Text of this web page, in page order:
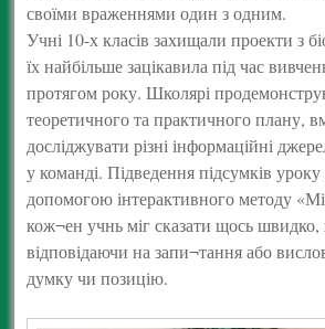
своїми враженнями один з одним.
Учні 10-х класів захищали проекти з
їх найбільше зацікавила під час
протягом року. Школярі
теоретичного та практичного плану,
досліджувати різні інформаційні
у команді. Підведення підсумків
допомогою інтерактивного методу
кож¬ен учнь міг сказати щось швидко,
відповідаючи на запи¬тання або
думку чи позицію.